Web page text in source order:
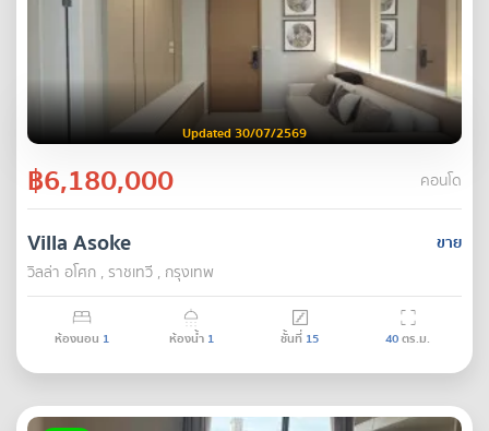
Updated 30/07/2569
฿6,180,000 คอนโด
ขาย
Villa Asoke
วิลล่า อโศก , ราชเทวี , กรุงเทพ
ห้องนอน 1 ห้องน้ำ 1 ชั้นที่ 15 40ตร.ม.